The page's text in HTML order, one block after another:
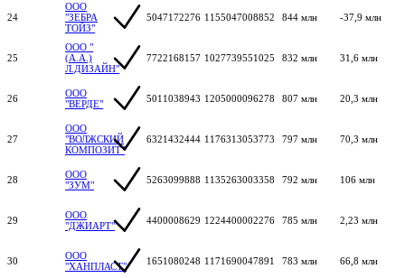
24
ООО
"ЗЕБРА
ТОЙЗ"
5047172276 1155047008852 844 млн -37,9 млн
25
ООО "
(А.А.)
Л.ДИЗАЙН"
7722168157 1027739551025 832 млн 31,6 млн
26
ООО
"ВЕРДЕ"
5011038943 1205000096278 807 млн 20,3 млн
27
ООО
"ВОЛЖСКИЙ
КОМПОЗИТ"
6321432444 1176313053773 797 млн 70,3 млн
28
ООО
"ЗУМ"
5263099888 1135263003358 792 млн 106 млн
29
ООО
"ДЖИАРТ"
4400008629 1224400002276 785 млн 2,23 млн
30
ООО
"ХАНПЛАСТ"
1651080248 1171690047891 783 млн 66,8 млн